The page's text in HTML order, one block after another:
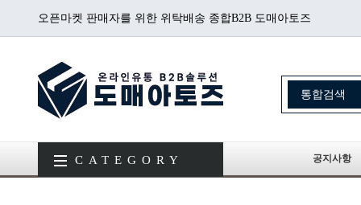
오픈마켓 판매자를 위한 위탁배송 종합B2B 도매아토즈
CATEGORY 공지사항